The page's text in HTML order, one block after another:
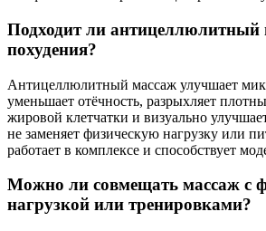
Подходит ли антицеллюлитный
похудения?
Антицеллюлитный массаж улучшает
уменьшает отёчность, разрыхляет
жировой клетчатки и визуально
не заменяет физическую нагрузку или
работает в комплексе и способствует
Можно ли совмещать массаж с
нагрузкой или тренировками?